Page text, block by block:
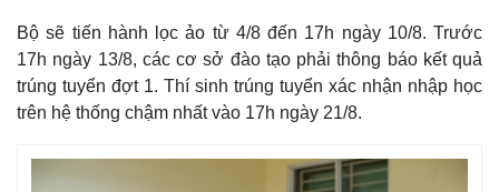
Bộ sẽ tiến hành lọc ảo từ 4/8 đến 17h ngày 10/8. Trước
17h ngày 13/8, các cơ sở đào tạo phải thông báo kết quả
trúng tuyển đợt 1. Thí sinh trúng tuyển xác nhận nhập học
trên hệ thống chậm nhất vào 17h ngày 21/8.